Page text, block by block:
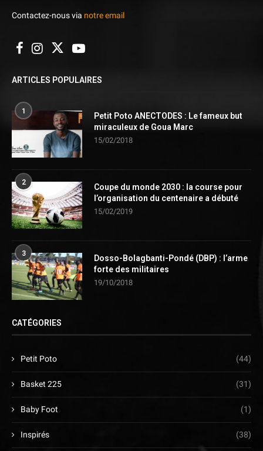
Contactez-nous via notre email
ARTICLES POPULAIRES
1
Petit Poto ANECTODES : Le fameux but
miraculeux de Goua Marc
15/02/2018
2
Coupe du monde 2030 : la course pour
l’organisation du centenaire a débuté
15/02/2019
3
Dosso-Bolagbanti-Pondé (DBP) : l’arme
forte des militaires
19/10/2018
CATÉGORIES
Petit Poto (44)
Basket 225 (31)
Baby Foot (1)
Inspirés (38)